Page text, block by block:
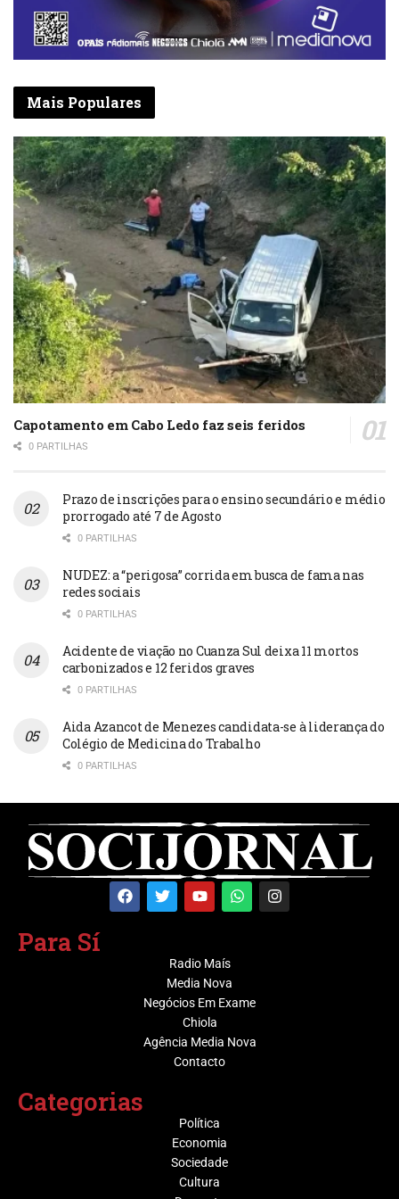
Mais Populares
Capotamento em Cabo Ledo faz seis feridos
0 PARTILHAS
Prazo de inscrições para o ensino secundário e médio
prorrogado até 7 de Agosto
0 PARTILHAS
NUDEZ: a “perigosa” corrida em busca de fama nas
redes sociais
0 PARTILHAS
Acidente de viação no Cuanza Sul deixa 11 mortos
carbonizados e 12 feridos graves
0 PARTILHAS
Aida Azancot de Menezes candidata-se à liderança do
Colégio de Medicina do Trabalho
0 PARTILHAS
Para Sí
Radio Maís
Media Nova
Negócios Em Exame
Chiola
Agência Media Nova
Contacto
Categorias
Política
Economia
Sociedade
Cultura